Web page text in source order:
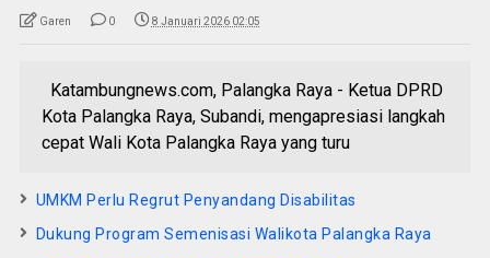
Garen 0 8 Januari 2026 02:05
Katambungnews.com, Palangka Raya - Ketua DPRD
Kota Palangka Raya, Subandi, mengapresiasi langkah
cepat Wali Kota Palangka Raya yang turu
UMKM Perlu Regrut Penyandang Disabilitas
Dukung Program Semenisasi Walikota Palangka Raya